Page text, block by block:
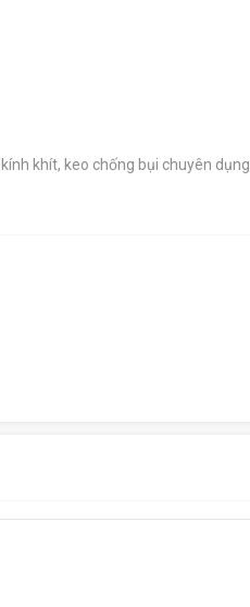
khít, keo chống bụi chuyên dụng.